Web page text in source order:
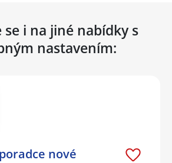
se i na jiné nabídky s
nastavením:
nové